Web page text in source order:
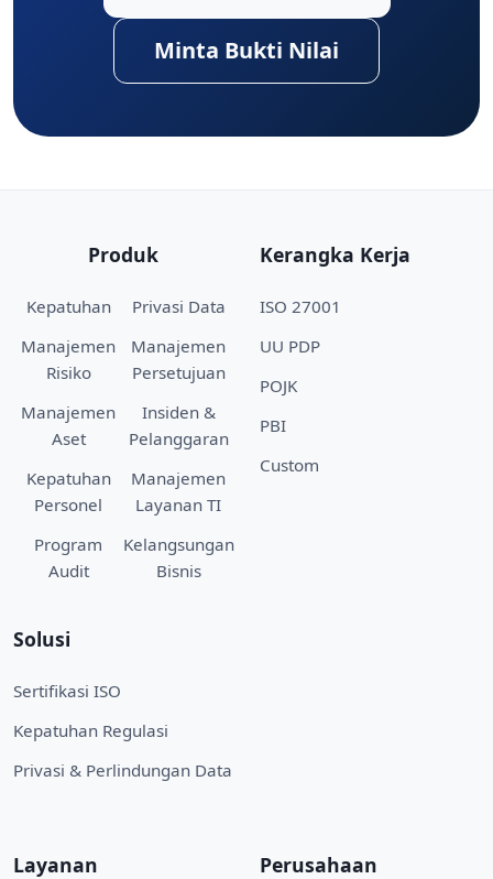
Minta Bukti Nilai
Produk
Kepatuhan
Manajemen
Risiko
Manajemen
Aset
Kepatuhan
Personel
Program
Audit
Privasi Data
Manajemen
Persetujuan
Insiden &
Pelanggaran
Manajemen
Layanan TI
Kelangsungan
Bisnis
Kerangka Kerja
ISO 27001
UU PDP
POJK
PBI
Custom
Solusi
Sertifikasi ISO
Kepatuhan Regulasi
Privasi & Perlindungan Data
Layanan Perusahaan